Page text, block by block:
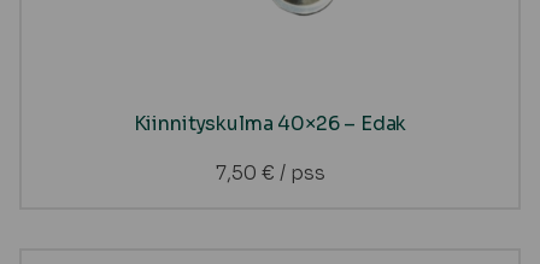
Kiinnityskulma 40×26 – Edak
7,50 € / pss